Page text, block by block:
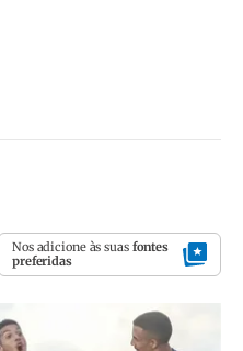
Nos adicione às suas fontes
preferidas